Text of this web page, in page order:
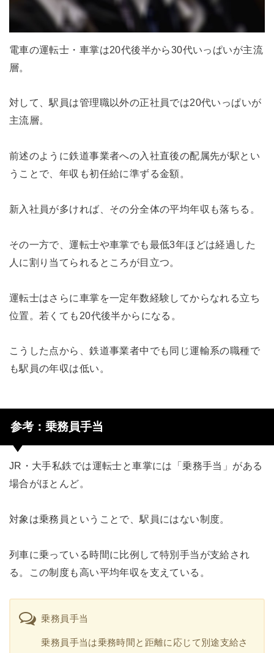
電車の運転士・車掌は20代後半から30代いっぱいが主流
層。
対して、駅員は管理職以外の正社員では20代いっぱいが
主流層。
前述のように鉄道事業者への入社直後の配属先が駅とい
うことで、年収も初任給に準ずる金額。
新入社員が多ければ、その分全体の平均年収も落ちる。
その一方で、運転士や車掌でも最低3年ほどは経過した
人に割り当てられるところが目立つ。
運転士はさらに車掌を一定年数経験してからなれる立ち
位置。若くても20代後半からになる。
こうした点から、鉄道事業者中でも同じ運輸系の職種で
も駅員の年収は低い。
参考：乗務員手当
JR・大手私鉄では運転士と車掌には「乗務手当」がある
場合がほとんど。
対象は乗務員ということで、駅員にはない制度。
列車に乗っている時間に比例して特別手当が支給され
る。この制度も高い平均年収を支えている。
乗務員手当
乗務員手当は乗務時間と距離に応じて別途支給さ